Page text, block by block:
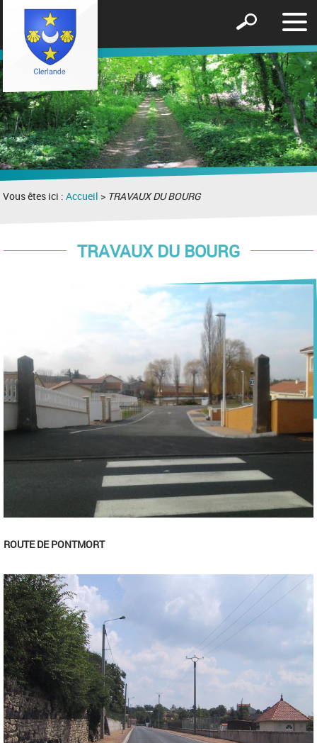
le
Afficher
formulaire
de
recherche
Vous êtes ici :Accueil > TRAVAUX DU BOURG
TRAVAUX DU BOURG
ROUTE DE PONTMORT